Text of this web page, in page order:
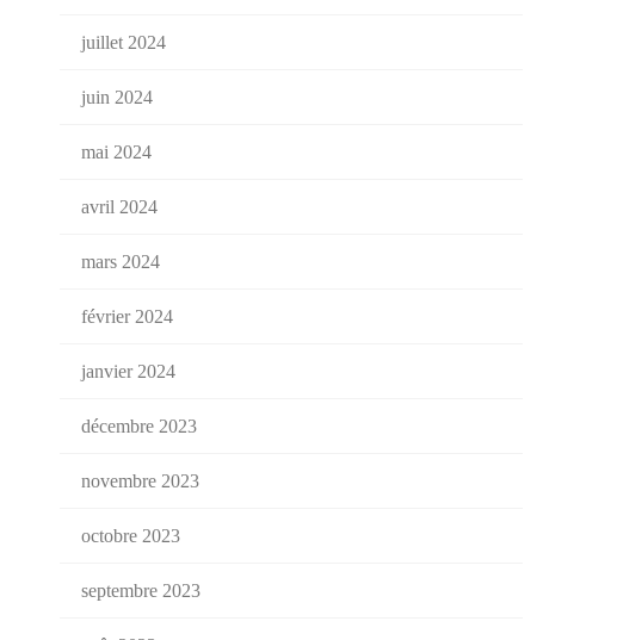
juillet 2024
juin 2024
mai 2024
avril 2024
mars 2024
février 2024
janvier 2024
décembre 2023
novembre 2023
octobre 2023
septembre 2023